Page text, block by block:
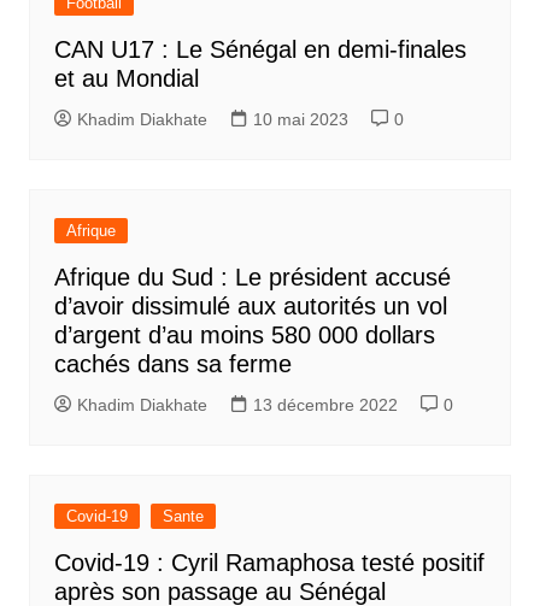
CAN U17 : Le Sénégal en demi-finales
et au Mondial
Khadim Diakhate 10 mai 2023 0
Afrique
Afrique du Sud : Le président accusé
d’avoir dissimulé aux autorités un vol
d’argent d’au moins 580 000 dollars
cachés dans sa ferme
Khadim Diakhate 13 décembre 2022 0
Covid-19 Sante
Covid-19 : Cyril Ramaphosa testé positif
après son passage au Sénégal